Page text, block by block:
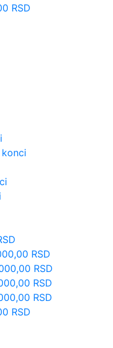
RSD
RSD
RSD
RSD
RSD
RSD